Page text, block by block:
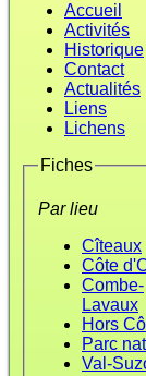
Accueil
Activités
Historique
Contact
Actualités
Liens
Lichens
Fiches
Par lieu
Cîteaux
Côte
Combe-
Lavaux
Hors
Parc
Val-